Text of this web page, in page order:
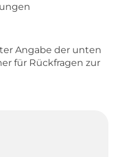
Angabe der unten
für Rückfragen zur